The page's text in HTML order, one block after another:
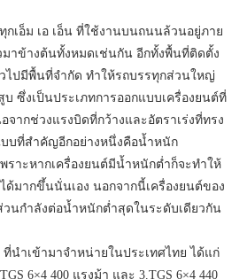
กเอ็ม เอ เอ็น ที่ใช้งานบนถนนล้วนอยู่ภาย
าข้างต้นทั้งหมดเช่นกัน อีกทั้งพื้นที่ติดตั้ง
ไปมีพื้นที่จำกัด ทำให้รถบรรทุกส่วนใหญ่
บ ซึ่งเป็นประเภทการออกแบบเครื่องยนต์ที่
ากช่วงแรงบิดที่กว้างและอัตราเร่งที่ทรง
บที่สำคัญอีกอย่างหนึ่งคือน้ำหนัก
ราะหากเครื่องยนต์มีน้ำหนักต่ำก็จะทำให้
ด้มากขึ้นนั่นเอง นอกจากนี้เครื่องยนต์ของ
วนกำลังต่อน้ำหนักต่ำสุดในระดับเดียวกัน
ที่นำเข้ามาจำหน่ายในประเทศไทย ได้แก่
6×4 400 แรงม้า และ 3.TGS 6×4 440